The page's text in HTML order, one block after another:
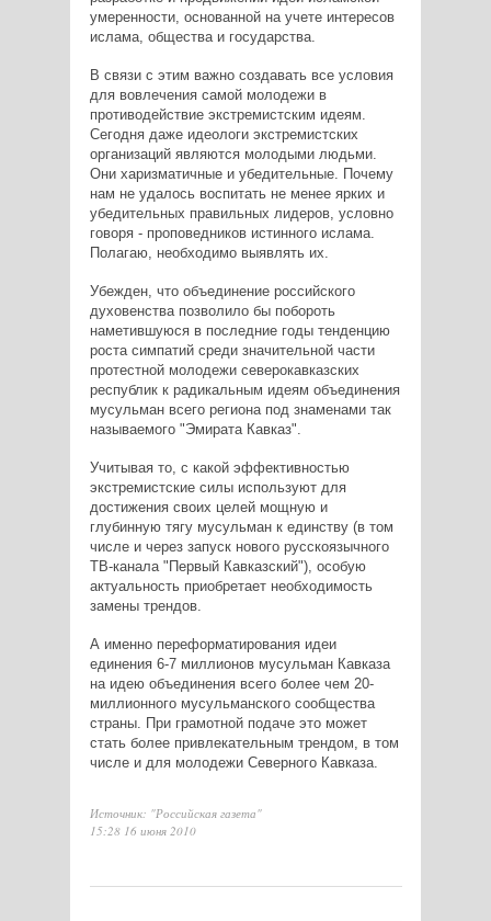
умеренности, основанной на учете интересов
ислама, общества и государства.
В связи с этим важно создавать все условия
для вовлечения самой молодежи в
противодействие экстремистским идеям.
Сегодня даже идеологи экстремистских
организаций являются молодыми людьми.
Они харизматичные и убедительные. Почему
нам не удалось воспитать не менее ярких и
убедительных правильных лидеров, условно
говоря - проповедников истинного ислама.
Полагаю, необходимо выявлять их.
Убежден, что объединение российского
духовенства позволило бы побороть
наметившуюся в последние годы тенденцию
роста симпатий среди значительной части
протестной молодежи северокавказских
республик к радикальным идеям объединения
мусульман всего региона под знаменами так
называемого "Эмирата Кавказ".
Учитывая то, с какой эффективностью
экстремистские силы используют для
достижения своих целей мощную и
глубинную тягу мусульман к единству (в том
числе и через запуск нового русскоязычного
ТВ-канала "Первый Кавказский"), особую
актуальность приобретает необходимость
замены трендов.
А именно переформатирования идеи
единения 6-7 миллионов мусульман Кавказа
на идею объединения всего более чем 20-
миллионного мусульманского сообщества
страны. При грамотной подаче это может
стать более привлекательным трендом, в том
числе и для молодежи Северного Кавказа.
Источник: "Российская газета"
15:28 16 июня 2010